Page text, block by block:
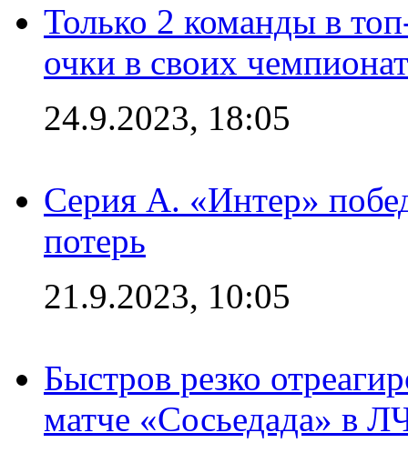
Только 2 команды в
очки в своих
24.9.2023, 18:05
Серия А. «Интер»
потерь
21.9.2023, 10:05
Быстров резко
матче «Сосьедада» в